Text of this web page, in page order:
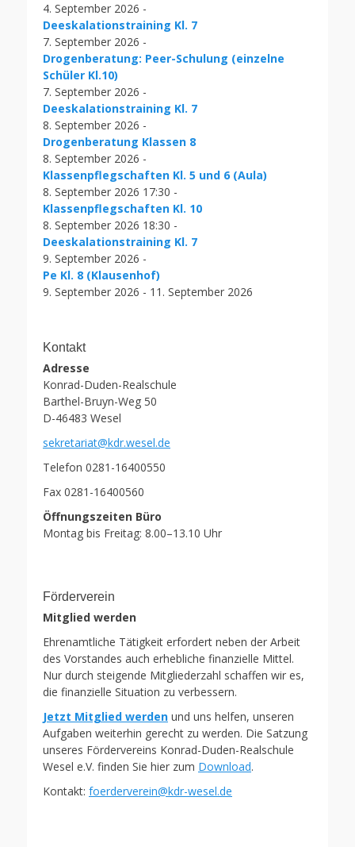
4. September 2026 -
Deeskalationstraining Kl. 7
7. September 2026 -
Drogenberatung: Peer-Schulung (einzelne
Schüler Kl.10)
7. September 2026 -
Deeskalationstraining Kl. 7
8. September 2026 -
Drogenberatung Klassen 8
8. September 2026 -
Klassenpflegschaften Kl. 5 und 6 (Aula)
8. September 2026 17:30 -
Klassenpflegschaften Kl. 10
8. September 2026 18:30 -
Deeskalationstraining Kl. 7
9. September 2026 -
Pe Kl. 8 (Klausenhof)
9. September 2026 - 11. September 2026
Kontakt
Adresse
Konrad-Duden-Realschule
Barthel-Bruyn-Weg 50
D-46483 Wesel
sekretariat@kdr.wesel.de
Telefon 0281-16400550
Fax 0281-16400560
Öffnungszeiten Büro
Montag bis Freitag: 8.00–13.10 Uhr
Förderverein
Mitglied werden
Ehrenamtliche Tätigkeit erfordert neben der Arbeit
des Vorstandes auch erhebliche finanzielle Mittel.
Nur durch steigende Mitgliederzahl schaffen wir es,
die finanzielle Situation zu verbessern.
Jetzt Mitglied werden und uns helfen, unseren
Aufgaben weiterhin gerecht zu werden. Die Satzung
unseres Fördervereins Konrad-Duden-Realschule
Wesel e.V. finden Sie hier zum Download.
Kontakt: foerderverein@kdr-wesel.de